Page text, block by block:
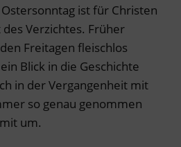
ist für Christen
Verzichtes. Früher
Freitagen fleischlos
Blick in die Geschichte
in der Vergangenheit mit
so genau genommen
um.